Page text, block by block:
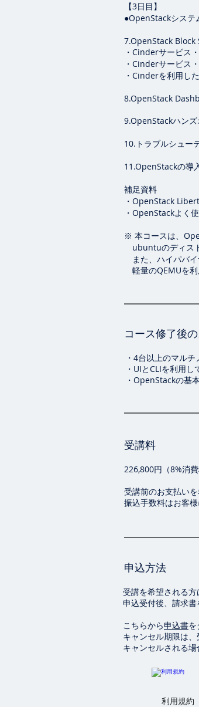
【3日目】
●OpenStackシステ
7.OpenStack
・Cinderサービス
・Cinderサービス
・Cinderを利用し
8.OpenStack
9.OpenStackハンズ
10.トラブルシュー
11.OpenStackの導
補足資料
・OpenStack
・OpenStackよく
※ 本コースは、
ubuntuのディス
また、ハイパバ
軽量のQEMUを利
コース修了後
・4台以上のマル
・UIとCLIを利用
・OpenStackの基
受講料
226,800円（8%
受講前のお支払い
振込手数料はお客
申込方法
受講を希望される方
申込受付後、請求書
こちらから申込書を
キャンセル期限は、
キャンセルされる場
利用規約